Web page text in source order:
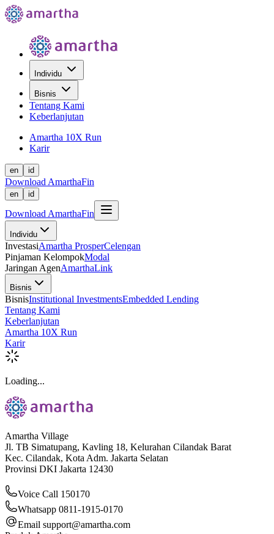
Individu
Bisnis
Tentang Kami
Keberlanjutan
Amartha 10X Run
Karir
en id
Download AmarthaFin
en id
Download AmarthaFin
Individu
InvestasiAmartha ProsperCelengan
Pinjaman KelompokModal
Jaringan AgenAmarthaLink
Bisnis
BisnisInstitutional InvestmentsEmbedded Lending
Tentang Kami
Keberlanjutan
Amartha 10X Run
Karir
Loading...
Amartha Village
Jl. TB Simatupang, Kavling 18, Kelurahan Cilandak Barat
Kec. Cilandak, Kota Adm. Jakarta Selatan
Provinsi DKI Jakarta 12430
Voice Call 150170
Whatsapp 0811-1915-0170
Email support@amartha.com